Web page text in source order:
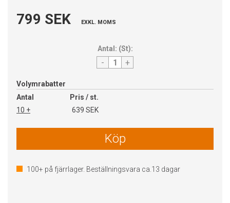
799 SEK EXKL. MOMS
Antal: (St):
- +
Volymrabatter
Antal
Pris / st.
10 +
639 SEK
Köp
100+ på fjärrlager. Beställningsvara ca. 13 dagar